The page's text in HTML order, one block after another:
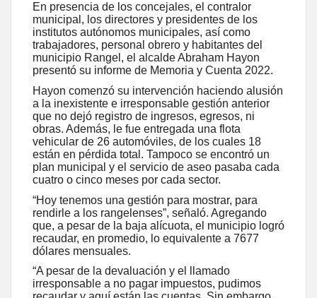
En presencia de los concejales, el contralor
municipal, los directores y presidentes de los
institutos autónomos municipales, así como
trabajadores, personal obrero y habitantes del
municipio Rangel, el alcalde Abraham Hayon
presentó su informe de Memoria y Cuenta 2022.
Hayon comenzó su intervención haciendo alusión
a la inexistente e irresponsable gestión anterior
que no dejó registro de ingresos, egresos, ni
obras. Además, le fue entregada una flota
vehicular de 26 automóviles, de los cuales 18
están en pérdida total. Tampoco se encontró un
plan municipal y el servicio de aseo pasaba cada
cuatro o cinco meses por cada sector.
“Hoy tenemos una gestión para mostrar, para
rendirle a los rangelenses”, señaló. Agregando
que, a pesar de la baja alícuota, el municipio logró
recaudar, en promedio, lo equivalente a 7677
dólares mensuales.
“A pesar de la devaluación y el llamado
irresponsable a no pagar impuestos, pudimos